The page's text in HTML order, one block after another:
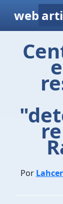
web
Por